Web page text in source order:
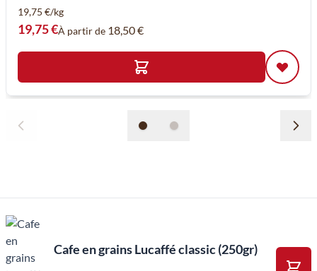
19,75 €/kg
19,75 €À partir de 18,50 €
Cafe en grains Lucaffé classic (250gr)